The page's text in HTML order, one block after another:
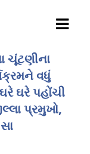
ચૂંટણીના
વધું
ઘરે પહોંચી
પ્રમુખો,